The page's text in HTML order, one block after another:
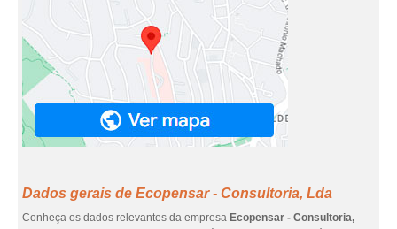
Dados gerais de Ecopensar - Consultoria, Lda
Conheça os dados relevantes da empresa Ecopensar - Consultoria,